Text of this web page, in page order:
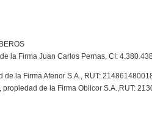
la Firma Juan Carlos Pernas, CI:
de la Firma Afenor S.A., RUT:
propiedad de la Firma Obilcor S.A.,RUT: